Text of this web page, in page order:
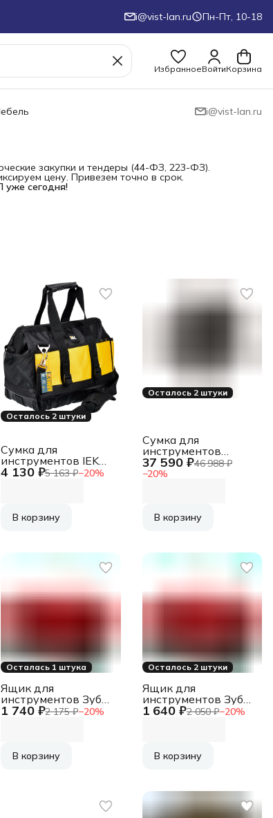
i@vist-lan.ru Пн-Пт, 10-18
ИзбранноеВойтиКорзина
i@vist-lan.ru
закупки и тендеры (44-ФЗ, 223-ФЗ).
цену. Привезем точно в срок.
уже сегодня!
Осталось 2 штуки
4 130 ₽5 163 ₽−20%
Сумка для
инструментов IEK
BG-01 желтый/
В корзину
Осталось 2 штуки
37 590 ₽46 988 ₽
−20%
Сумка для
инструментов
Knipex LightPack
черный (KN-
В корзину
Осталась 1 штука
1 740 ₽2 175 ₽−20%
Ящик для
инструментов Зубр
Master 38323-23
В корзину
Осталось 2 штуки
1 640 ₽2 050 ₽−20%
Ящик для
инструментов Зубр
38323-20 33л
В корзину